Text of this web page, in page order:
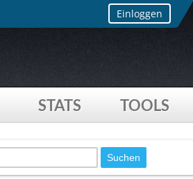
Einloggen
STATS TOOLS